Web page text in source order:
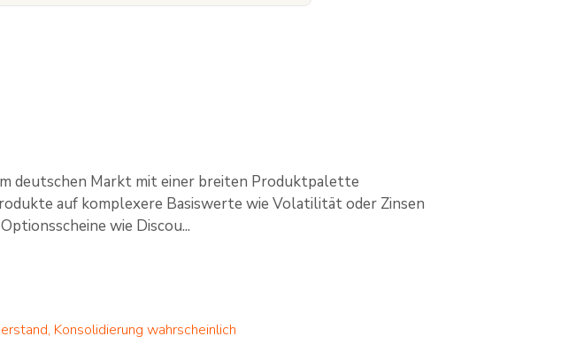
deutschen Markt mit einer breiten Produktpalette
auf komplexere Basiswerte wie Volatilität oder Zinsen
wie Discou...
Konsolidierung wahrscheinlich